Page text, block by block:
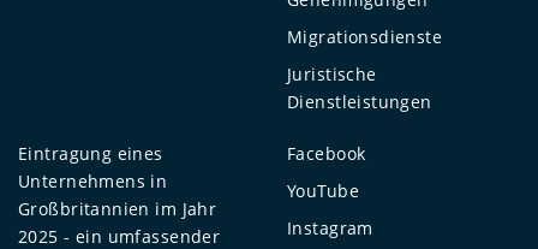
Migrationsdienste
Juristische
Dienstleistungen
Eintragung eines
Unternehmens in
Großbritannien im Jahr
2025 - ein umfassender
Facebook
YouTube
Instagram